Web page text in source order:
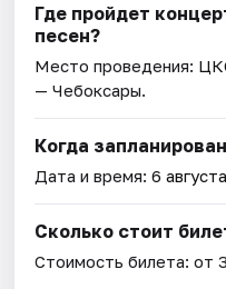
Где пройдет
песен?
Место проведения:
— Чебоксары.
Когда
Дата и время:6
Сколько стоит
Стоимость билета: от